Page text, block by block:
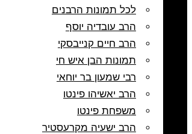
לכל תמונות הרבנים
הרב עובדיה יוסף
הרב חיים קנייבסקי
תמונות הבן איש חי
רבי שמעון בר יוחאי
הרב יאשיהו פינטו
משפחת פינטו
הרב ישעיה מקרעסטיר